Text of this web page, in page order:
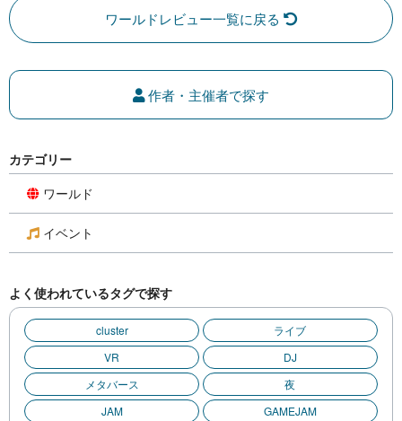
ワールドレビュー一覧に戻る
作者・主催者で探す
カテゴリー
ワールド
イベント
よく使われているタグで探す
cluster
ライブ
VR
DJ
メタバース
夜
JAM
GAMEJAM